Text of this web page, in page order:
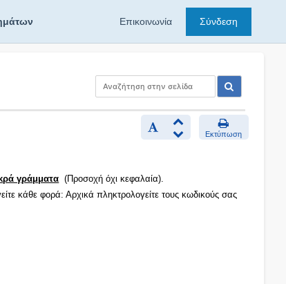
Επικοινωνία Σύνδεση
Εκτύπωση
γράμματα (Προσοχή όχι κεφαλαία).
κάθε φορά: Αρχικά πληκτρολογείτε τους κωδικούς σας